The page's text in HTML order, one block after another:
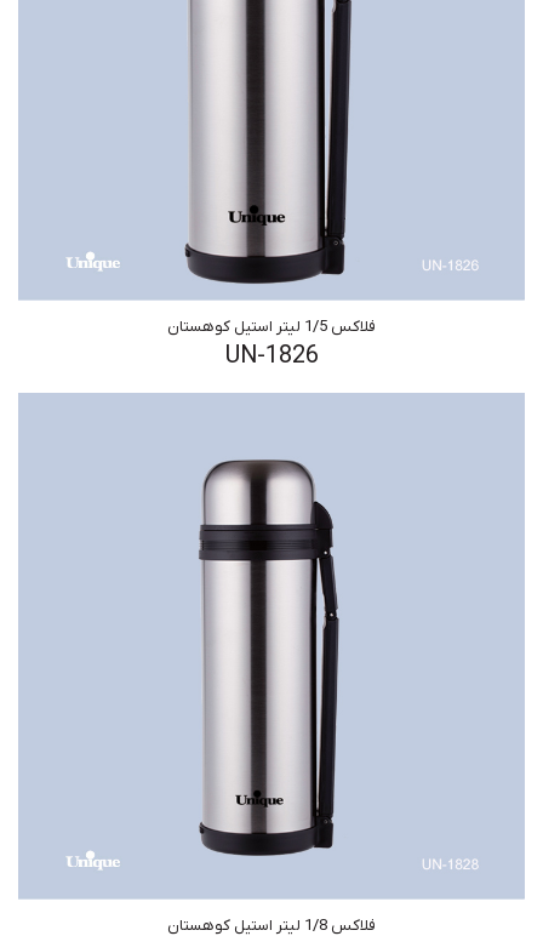
فلاکس 1/5 لیتر استیل کوهستان
UN-1826
فلاکس 1/8 لیتر استیل کوهستان